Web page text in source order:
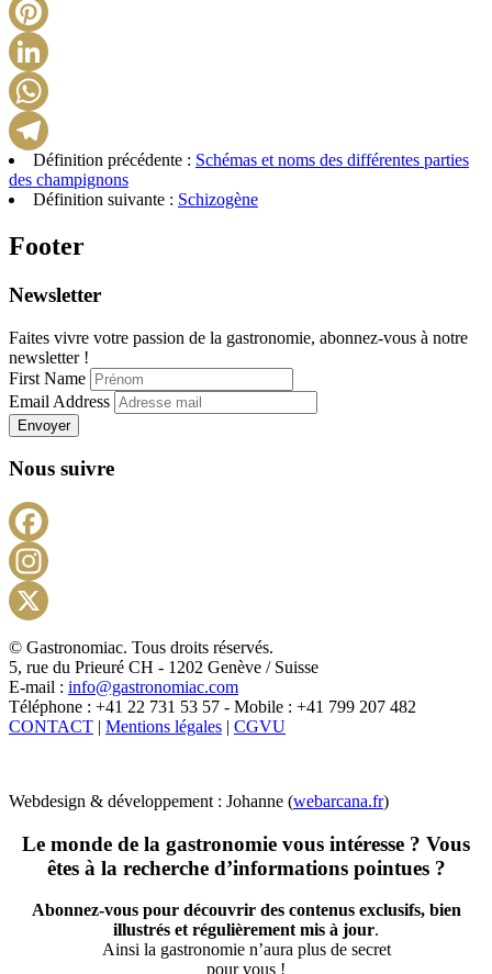
Telegram
Définition précédente : Schémas et noms des différentes parties
des champignons
Définition suivante : Schizogène
Footer
Newsletter
Faites vivre votre passion de la gastronomie, abonnez-vous à notre
newsletter !
First Name
Email Address
Envoyer
Nous suivre
X
© Gastronomiac. Tous droits réservés.
5, rue du Prieuré CH - 1202 Genève / Suisse
E-mail : info@gastronomiac.com
Téléphone : +41 22 731 53 57 - Mobile : +41 799 207 482
CONTACT | Mentions légales | CGVU
Webdesign & développement : Johanne (webarcana.fr)
Le monde de la gastronomie vous intéresse ? Vous
êtes à la recherche d’informations pointues ?
Abonnez-vous pour découvrir des contenus exclusifs, bien
illustrés et régulièrement mis à jour.
Ainsi la gastronomie n’aura plus de secret
pour vous !